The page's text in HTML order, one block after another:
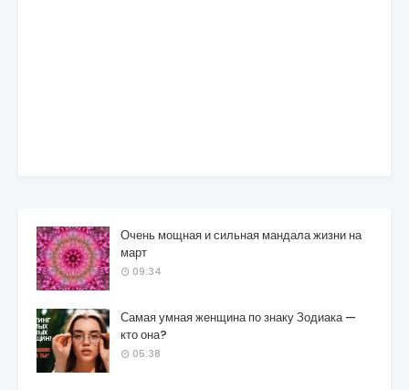
Очень мощная и сильная мандала жизни на
март
09:34
Самая умная женщина по знаку Зодиака —
кто она?
05:38